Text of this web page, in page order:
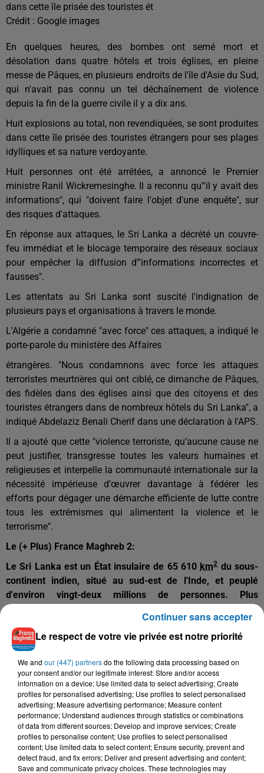
dans cette île prisée des touristes ét
Crédit : Google images
En quelques heures, des bombes ont semé mort et
désolation dans quatre hôtels et trois églises, en pleine
messe de Pâques, en plusieurs endroits de l'île d'Asie du Sud,
qui n'avait pas connu un tel déchaînement de violence
depuis la fin de la guerre civile il y a dix ans.
Huit explosions au total, non revendiquées, se sont produites
dans cette île prisée des touristes étrangers pour ses plages
idylliques et sa nature verdoyante.
Huit personnes ont été arrêtées, a annoncé le Premier
ministre Ranil Wickremesinghe. Il a reconnu qu'"il y avait des
informations", qui "doivent faire l'objet d'une enquête", sur
des risques d'attaques.
En réponse aux attaques, le Sri Lanka a décrété un couvre-
feu immédiat et le blocage temporaire des réseaux sociaux
pour empêcher la diffusion d'"informations incorrectes et
fausses".
Les attentats au Sri Lanka sont suscité l'indignation de
plusieurs pays et organisations à travers le monde.
L'Algérie a condamné "avec force" ces attaques, a indiqué le
porte-parole du ministère des Affaires
étrangères. "Nous condamnons avec force les attaques
terroristes meurtrières qui ont ciblé, ce dimanche de Pâques,
des fidèles dans des églises ainsi que des citoyens et des
touristes étrangers dans de nombreux hôtels du Sri Lanka", a
indiqué Abdelaziz Benali Cherif dans une déclaration à l'APS.
Il a ajouté que cette "violence terroriste, qu’aucune cause ne
peut justifier, transgresse toutes les valeurs humaines et
religieuses et interpelle la communauté internationale sur la
nécessité impérieuse d’œuvrer davantage à fédérer les
efforts pour dégager une démarche efficiente de lutte contre
tous les extrémismes qui alimentent la violence et le
terrorisme".
Le (+ Plus) France Maghreb 2:
LeSri Lanka est un Étatinsulaire de 65 610 km2 dusous-
continent indien, situé au sud-est de l'Inde, et peuplé
d'environ vingt-deux millions de personnes. Plus
d'information sur ce pays
Le respect de votre vie privée est notre priorité
We and our (447) partnersdo the following data processing based on
your consent and/or our legitimate interest: Store and/or access
information on a device; Use limited data to select advertising; Create
profiles for personalised advertising; Use profiles to select personalised
advertising; Measure advertising performance; Measure content
performance; Understand audiences through statistics or combinations
of data from different sources; Develop and improve services; Create
profiles to personalise content; Use profiles to select personalised
content; Use limited data to select content; Ensure security, prevent and
detect fraud, and fix errors; Deliver and present advertising and content;
Save and communicate privacy choices. These technologies may
Continuer sans accepter